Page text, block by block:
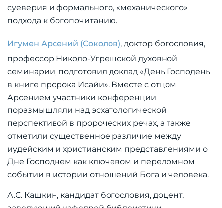
суеверия и формального, «механического»
подхода к богопочитанию.
Игумен Арсений (Соколов), доктор богословия,
профессор Николо-Угрешской духовной
семинарии, подготовил доклад «День Господень
в книге пророка Исайи». Вместе с отцом
Арсением участники конференции
поразмышляли над эсхатологической
перспективой в пророческих речах, а также
отметили существенное различие между
иудейским и христианским представлениями о
Дне Господнем как ключевом и переломном
событии в истории отношений Бога и человека.
А.С. Кашкин, кандидат богословия, доцент,